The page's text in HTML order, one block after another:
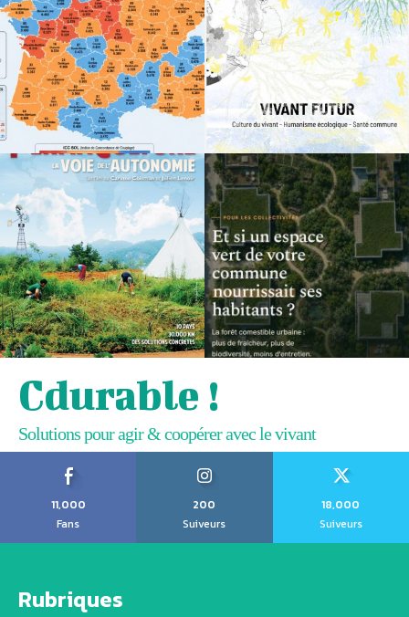
Cdurable !
Solutions pour agir & coopérer avec le vivant
11,000
Fans
200
Suiveurs
18,000
Suiveurs
Rubriques